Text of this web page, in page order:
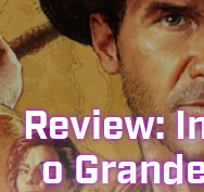
Review:
o